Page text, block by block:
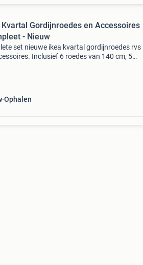
Kvartal Gordijnroedes en Accessoires
- Nieuw
set nieuwe ikea kvartal gordijnroedes rvs
Inclusief 6 roedes van 140 cm, 5
Ophalen